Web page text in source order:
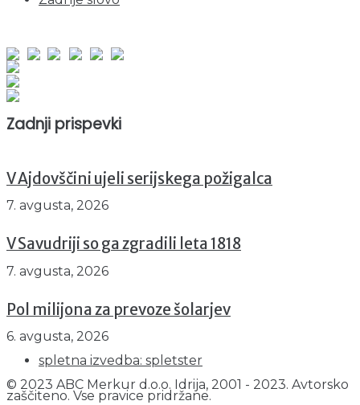
Zadnji prispevki
V Ajdovščini ujeli serijskega požigalca
7. avgusta, 2026
V Savudriji so ga zgradili leta 1818
7. avgusta, 2026
Pol milijona za prevoze šolarjev
6. avgusta, 2026
spletna izvedba: spletster
© 2023 ABC Merkur d.o.o. Idrija, 2001 - 2023. Avtorsko
zaščiteno. Vse pravice pridržane.